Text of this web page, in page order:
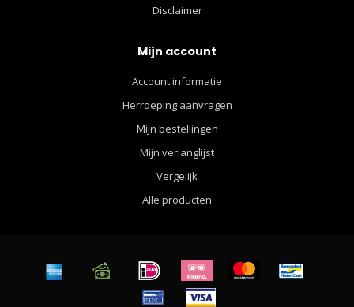
Disclaimer
Mijn account
Account informatie
Herroeping aanvragen
Mijn bestellingen
Mijn verlanglijst
Vergelijk
Alle producten